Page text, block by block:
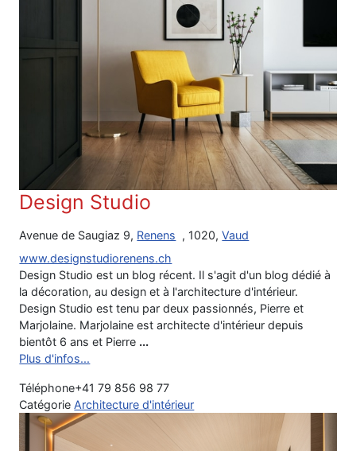
Design Studio
Avenue de Saugiaz 9, Renens , 1020,Vaud
www.designstudiorenens.ch
Design Studio est un blog récent. Il s'agit d'un blog dédié à
la décoration, au design et à l'architecture d'intérieur.
Design Studio est tenu par deux passionnés, Pierre et
Marjolaine. Marjolaine est architecte d'intérieur depuis
bientôt 6 ans et Pierre ...
Plus d'infos...
Téléphone+41 79 856 98 77
Catégorie Architecture d'intérieur